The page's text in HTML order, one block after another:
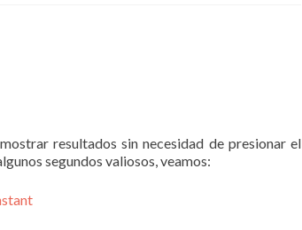
resultados sin necesidad de presionar el
segundos valiosos, veamos: